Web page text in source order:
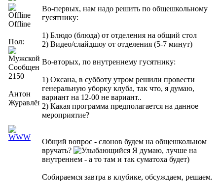
Offline
Пол:
Сообщений:
2150
Антон
Журавлёв
Во-первых, нам надо решить по общешкольному
гусятнику:
1) Блюдо (блюда) от отделения на общий стол
2) Видео/слайдшоу от отделения (5-7 минут)
Во-вторых, по внутреннему гусятнику:
1) Оксана, в субботу утром решили провести
генеральную уборку клуба, так что, я думаю,
вариант на 12-00 не вариант..
2) Какая программа предполагается на данное
мероприятие?
Общий вопрос - слонов будем на общешкольном
вручать?
Я думаю, лучше на
внутреннем - а то там и так суматоха будет)
Собираемся завтра в клубике, обсуждаем, решаем.